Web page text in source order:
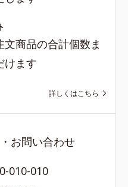
商品の合計個数ま
けます
詳しくはこちら
お問い合わせ
010-010